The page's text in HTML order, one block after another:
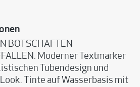
BOTSCHAFTEN
Moderner Textmarker
Tubendesign und
Tinte auf Wasserbasis mit